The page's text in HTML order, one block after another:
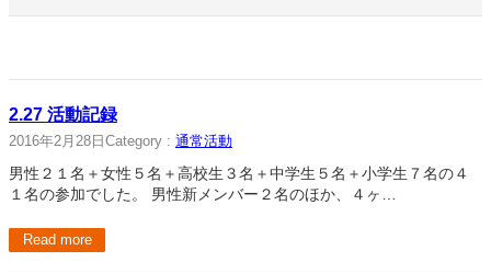
2.27 活動記録
2016年2月28日 Category : 通常活動
男性２１名＋女性５名＋高校生３名＋中学生５名＋小学生７名の４
１名の参加でした。 男性新メンバー２名のほか、４ヶ…
Read more